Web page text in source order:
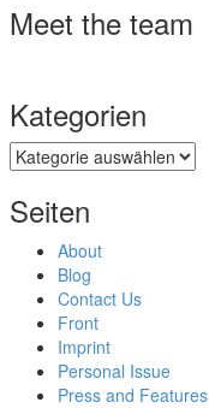
Meet the team
Kategorien
Kategorien
Seiten
About
Blog
Contact Us
Front
Imprint
Personal Issue
Press and Features